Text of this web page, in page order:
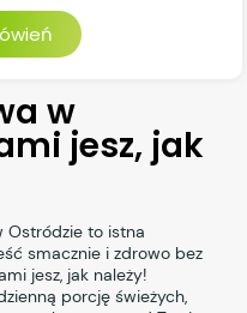
w
jesz, jak
Ostródzie to istna
smacznie i zdrowo bez
jesz, jak należy!
porcję świeżych,